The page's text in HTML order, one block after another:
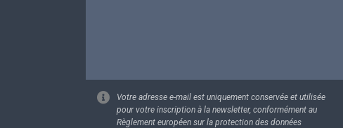
Votre adresse e-mail est uniquement conservée et utilisée
pour votre inscription à la newsletter, conformément au
Règlement européen sur la protection des données